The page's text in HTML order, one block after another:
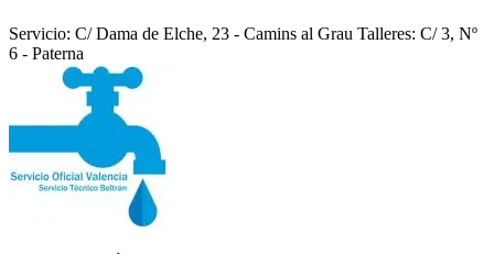
Servicio: C/ Dama de Elche, 23 - Camins al Grau Talleres: C/ 3, Nº
6 - Paterna